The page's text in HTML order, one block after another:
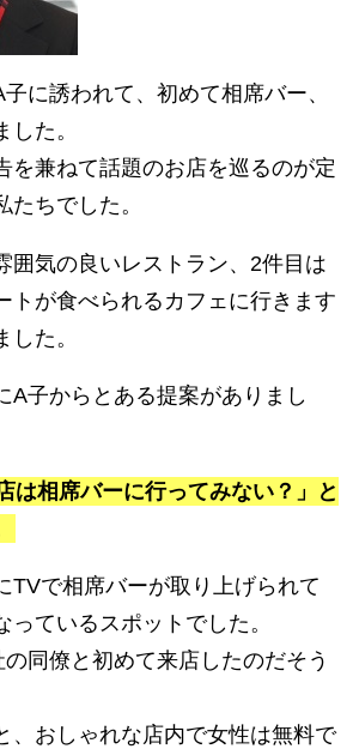
に誘われて、初めて相席バー、
した。
を兼ねて話題のお店を巡るのが定
ちでした。
囲気の良いレストラン、2件目は
トが食べられるカフェに行きます
た。
A子からとある提案がありまし
は相席バーに行ってみない？」と
TVで相席バーが取り上げられて
っているスポットでした。
同僚と初めて来店したのだそう
、おしゃれな店内で女性は無料で